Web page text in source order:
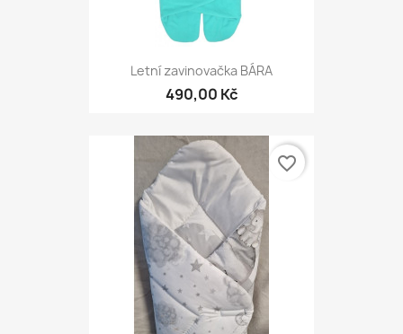
Letní zavinovačka BÁRA
490,00 Kč
favorite_border